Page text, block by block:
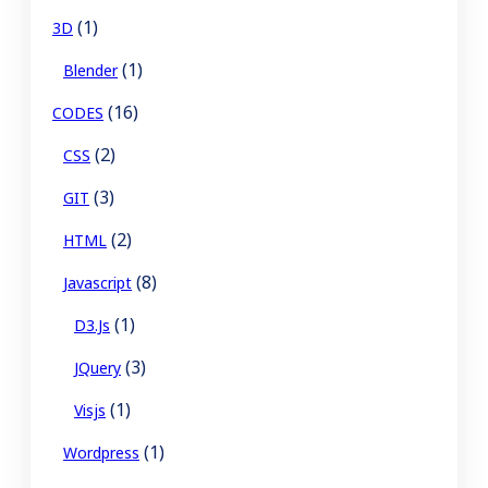
3D (1)
Blender(1)
CODES (16)
CSS (2)
GIT (3)
HTML (2)
Javascript (8)
D3.js (1)
JQuery (3)
Visjs (1)
Wordpress (1)